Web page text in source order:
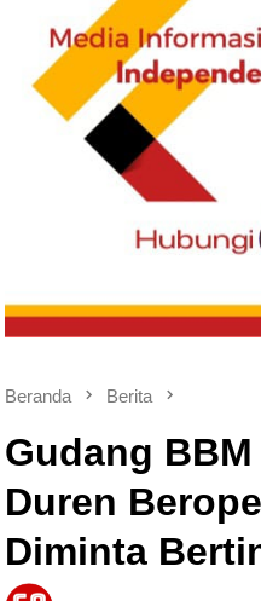
Beranda Berita
Gudang
Duren
Diminta